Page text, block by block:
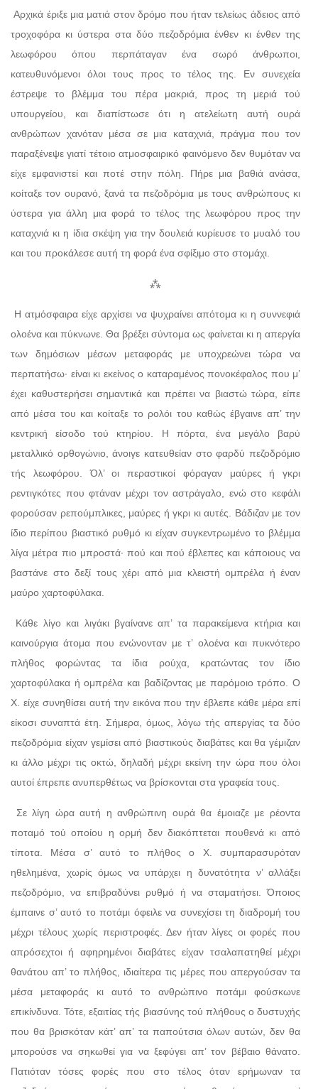
Αρχικά έριξε μια ματιά στον δρόμο που ήταν τελείως άδειος από
τροχοφόρα κι ύστερα στα δύο πεζοδρόμια ένθεν κι ένθεν της
λεωφόρου όπου περπάταγαν ένα σωρό άνθρωποι,
κατευθυνόμενοι όλοι τους προς το τέλος της. Εν συνεχεία
έστρεψε το βλέμμα του πέρα μακριά, προς τη μεριά τού
υπουργείου, και διαπίστωσε ότι η ατελείωτη αυτή ουρά
ανθρώπων χανόταν μέσα σε μια καταχνιά, πράγμα που τον
παραξένεψε γιατί τέτοιο ατμοσφαιρικό φαινόμενο δεν θυμόταν να
είχε εμφανιστεί και ποτέ στην πόλη. Πήρε μια βαθιά ανάσα,
κοίταξε τον ουρανό, ξανά τα πεζοδρόμια με τους ανθρώπους κι
ύστερα για άλλη μια φορά το τέλος της λεωφόρου προς την
καταχνιά κι η ίδια σκέψη για την δουλειά κυρίευσε το μυαλό του
και του προκάλεσε αυτή τη φορά ένα σφίξιμο στο στομάχι.
⁂
Η ατμόσφαιρα είχε αρχίσει να ψυχραίνει απότομα κι η συννεφιά
ολοένα και πύκνωνε. Θα βρέξει σύντομα ως φαίνεται κι η απεργία
των δημόσιων μέσων μεταφοράς με υποχρεώνει τώρα να
περπατήσω· είναι κι εκείνος ο καταραμένος πονοκέφαλος που μ’
έχει καθυστερήσει σημαντικά και πρέπει να βιαστώ τώρα, είπε
από μέσα του και κοίταξε το ρολόι του καθώς έβγαινε απ’ την
κεντρική είσοδο τού κτηρίου. Η πόρτα, ένα μεγάλο βαρύ
μεταλλικό ορθογώνιο, άνοιγε κατευθείαν στο φαρδύ πεζοδρόμιο
τής λεωφόρου. Όλ’ οι περαστικοί φόραγαν μαύρες ή γκρι
ρεντιγκότες που φτάναν μέχρι τον αστράγαλο, ενώ στο κεφάλι
φορούσαν ρεπούμπλικες, μαύρες ή γκρι κι αυτές. Βάδιζαν με τον
ίδιο περίπου βιαστικό ρυθμό κι είχαν συγκεντρωμένο το βλέμμα
λίγα μέτρα πιο μπροστά· πού και πού έβλεπες και κάποιους να
βαστάνε στο δεξί τους χέρι από μια κλειστή ομπρέλα ή έναν
μαύρο χαρτοφύλακα.
Κάθε λίγο και λιγάκι βγαίνανε απ’ τα παρακείμενα κτήρια και
καινούργια άτομα που ενώνονταν με τ’ ολοένα και πυκνότερο
πλήθος φορώντας τα ίδια ρούχα, κρατώντας τον ίδιο
χαρτοφύλακα ή ομπρέλα και βαδίζοντας με παρόμοιο τρόπο. Ο
Χ. είχε συνηθίσει αυτή την εικόνα που την έβλεπε κάθε μέρα επί
είκοσι συναπτά έτη. Σήμερα, όμως, λόγω τής απεργίας τα δύο
πεζοδρόμια είχαν γεμίσει από βιαστικούς διαβάτες και θα γέμιζαν
κι άλλο μέχρι τις οκτώ, δηλαδή μέχρι εκείνη την ώρα που όλοι
αυτοί έπρεπε ανυπερθέτως να βρίσκονται στα γραφεία τους.
Σε λίγη ώρα αυτή η ανθρώπινη ουρά θα έμοιαζε με ρέοντα
ποταμό τού οποίου η ορμή δεν διακόπτεται πουθενά κι από
τίποτα. Μέσα σ’ αυτό το πλήθος ο Χ. συμπαρασυρόταν
ηθελημένα, χωρίς όμως να υπάρχει η δυνατότητα ν’ αλλάξει
πεζοδρόμιο, να επιβραδύνει ρυθμό ή να σταματήσει. Όποιος
έμπαινε σ’ αυτό το ποτάμι όφειλε να συνεχίσει τη διαδρομή του
μέχρι τέλους χωρίς περιστροφές. Δεν ήταν λίγες οι φορές που
απρόσεχτοι ή αφηρημένοι διαβάτες είχαν τσαλαπατηθεί μέχρι
θανάτου απ’ το πλήθος, ιδιαίτερα τις μέρες που απεργούσαν τα
μέσα μεταφοράς κι αυτό το ανθρώπινο ποτάμι φούσκωνε
επικίνδυνα. Τότε, εξαιτίας τής βιασύνης τού πλήθους ο δυστυχής
που θα βρισκόταν κάτ’ απ’ τα παπούτσια όλων αυτών, δεν θα
μπορούσε να σηκωθεί για να ξεφύγει απ’ τον βέβαιο θάνατο.
Πατιόταν τόσες φορές που στο τέλος όταν ερήμωναν τα